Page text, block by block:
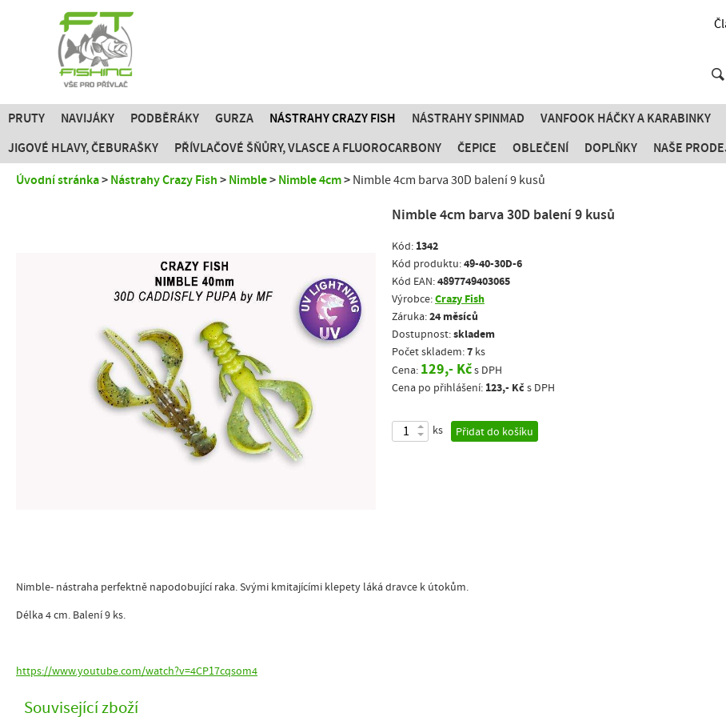
PRUTY NAVIJÁKY PODBĚRÁKY GURZA NÁSTRAHY CRAZY FISH NÁSTRAHY SPINMAD VANFOOK HÁČKY A KARABINKY
JIGOVÉ HLAVY, ČEBURAŠKY PŘÍVLAČOVÉ ŠŇŮRY, VLASCE A FLUOROCARBONY ČEPICE OBLEČENÍ DOPLŇKY NAŠE
Úvodní stránka Nástrahy Crazy Fish Nimble Nimble 4cm Nimble 4cm barva 30D balení 9 kusů
Nimble 4cm barva 30D balení 9 kusů
Kód: 1342
Kód produktu:49-40-30D-6
Kód EAN:4897749403065
Výrobce:Crazy Fish
Záruka:24 měsíců
Dostupnost:skladem
Počet skladem:7 ks
Cena: 129,- Kčs DPH
Cena po přihlášení: 123,- Kč s DPH
ks Přidat do košíku
Nimble- nástraha perfektně napodobující raka. Svými kmitajícími klepety láká dravce k útokům.
Délka 4 cm. Balení 9 ks.
https://www.youtube.com/watch?v=4CP17cqsom4
Související zboží